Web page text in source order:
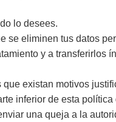
lo desees.
se eliminen tus datos
y a transferirlos
existan motivos
inferior de esta
una queja a la